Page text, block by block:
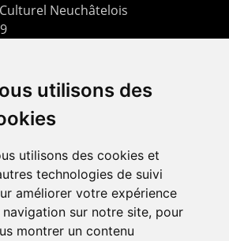
utilisons des
utilisons des cookies et
technologies de suivi
améliorer votre expérience
navigation sur notre site, pour
montrer un contenu
Neuchâtelois
32 725 03 03
05 05